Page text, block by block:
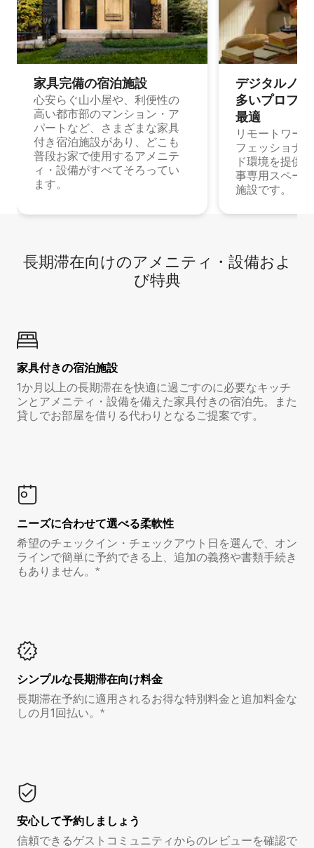
家具完備の宿⁠泊⁠施⁠設
心安らぐ山小屋や、利便性の
高い都市部のマンション・ア
パートなど、さまざまな家具
付き宿泊施設があり、どこも
普段お家で使用するアメニテ
ィ・設備がすべてそろってい
ます。
デジタルノ
多⁠いプ⁠ロ⁠フ⁠
最⁠適
リモートワー
フェッショナ
ド環境を提供
事専用スペー
施設です。
長期滞在向け⁠のア⁠メ⁠ニ⁠テ⁠ィ⁠・設⁠備⁠およ
び特⁠典
家具付き⁠の宿⁠泊⁠施⁠設
1か月以上の長期滞在を快適に過ごすのに必要なキッチ
ンとアメニティ・設備を備えた家具付きの宿泊先。また
貸しでお部屋を借りる代わりとなるご提案です。
ニーズに合わせて選べる柔軟性
希望のチェックイン・チェックアウト日を選んで、オン
ラインで簡単に予約できる上、追加の義務や書類手続き
もありません。*
シンプルな長期滞在向け料金
長期滞在予約に適用されるお得な特別料金と追加料金な
しの月1回払い。*
安心して予約しましょう
信頼できるゲストコミュニティからのレビューを確認で